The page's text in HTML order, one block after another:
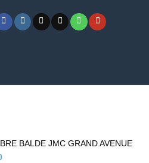
BALDE JMC GRAND AVENUE
Current